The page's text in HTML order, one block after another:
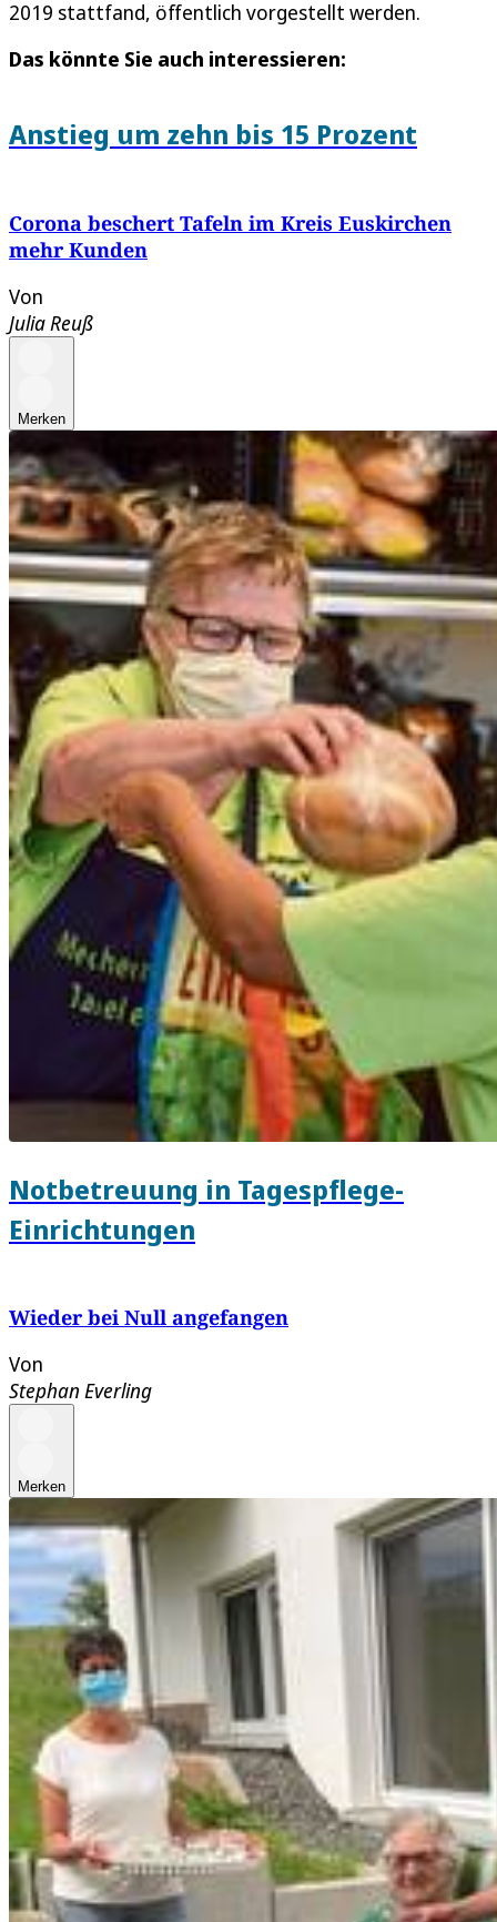
2019 stattfand, öffentlich vorgestellt werden.
Das könnte Sie auch interessieren:
Anstieg um zehn bis 15 Prozent
Corona beschert Tafeln im Kreis Euskirchen
mehr Kunden
Von
Julia Reuß
Merken
Notbetreuung in Tagespflege-
Einrichtungen
Wieder bei Null angefangen
Von
Stephan Everling
Merken